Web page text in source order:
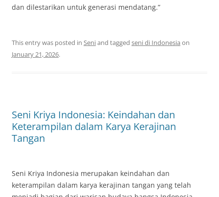
dan dilestarikan untuk generasi mendatang.”
This entry was posted in Seniand tagged seni di Indonesia on
January 21, 2026.
Seni Kriya Indonesia: Keindahan dan
Keterampilan dalam Karya Kerajinan
Tangan
Seni Kriya Indonesia merupakan keindahan dan
keterampilan dalam karya kerajinan tangan yang telah